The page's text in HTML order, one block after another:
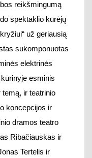
dramos teatro
Ribačiauskas ir
nas Tertelis ir
komandą
o patys
savo asmenines
dokumentinis
žmones
„Nežinoma
, kurio
Jevsejevas ir Eglė